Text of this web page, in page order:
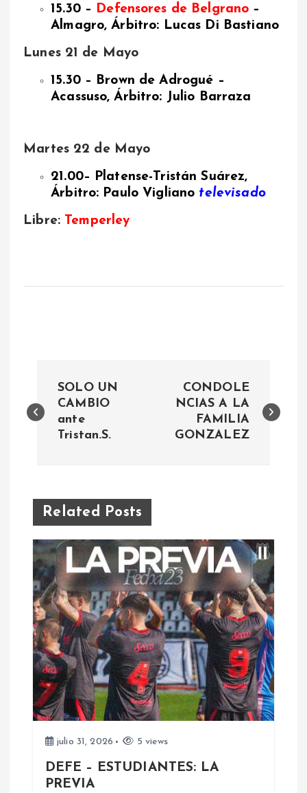
15.30 – Defensores de Belgrano –
Almagro, Árbitro: Lucas Di Bastiano
Lunes 21 de Mayo
15.30 – Brown de Adrogué –
Acassuso, Árbitro: Julio Barraza
Martes 22 de Mayo
21.00– Platense-Tristán Suárez,
Árbitro: Paulo Vigliano televisado
Libre: Temperley
a
a
c
ó
n
d
SOLO UN
CAMBIO
ante
Tristan.S.
CONDOLE
NCIAS A LA
FAMILIA
GONZALEZ
Related Posts
julio 31, 2026 5 views
DEFE – ESTUDIANTES: LA
PREVIA